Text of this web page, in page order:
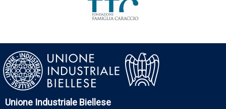
Unione Industriale Biellese